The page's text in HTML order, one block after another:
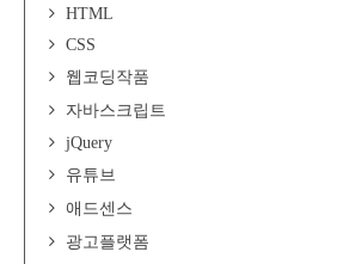
HTML
CSS
웹코딩작품
자바스크립트
jQuery
유튜브
애드센스
광고플랫폼